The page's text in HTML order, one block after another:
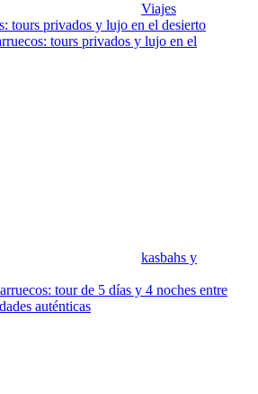
Viajes
tours privados y lujo en el desierto
tours privados y lujo en el
kasbahs y
tour de 5 días y 4 noches entre
auténticas